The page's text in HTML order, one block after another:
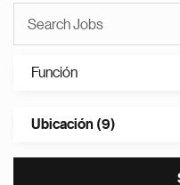
Función
Ubicación (9)